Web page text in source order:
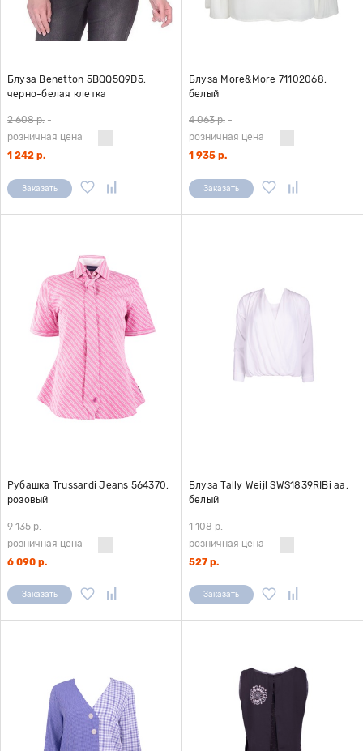
Блуза Benetton 5BQQ5Q9D5,
черно-белая клетка
2 608 р. -
розничная цена
1 242 р.
Заказать
Блуза More&More 71102068,
белый
4 063 р. -
розничная цена
1 935 р.
Заказать
Рубашка Trussardi Jeans 564370,
розовый
9 135 р. -
розничная цена
6 090 р.
Заказать
Блуза Tally Weijl SWS1839RIBi aa,
белый
1 108 р. -
розничная цена
527 р.
Заказать